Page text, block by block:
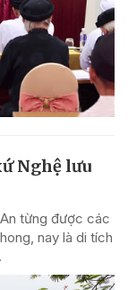
Nghệ lưu
từng được các
nay là di tích